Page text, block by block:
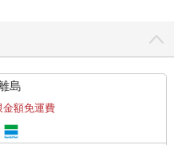
島
金額免運費